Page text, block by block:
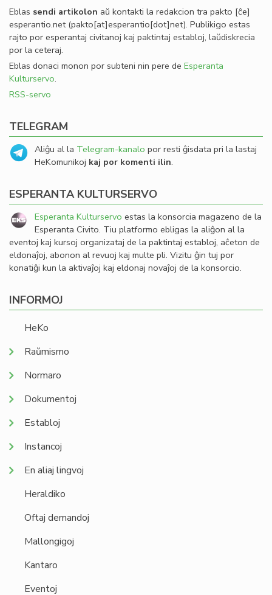
Eblas sendi artikolon aŭ kontakti la redakcion tra pakto [ĉe]
esperantio.net(pakto[at]esperantio[dot]net). Publikigo estas
rajto por esperantaj civitanoj kaj paktintaj establoj, laŭdiskrecia
por la ceteraj.
Eblas donaci monon por subteni nin pere de Esperanta
Kulturservo.
RSS-servo
TELEGRAM
Aliĝu al la Telegram-kanalo por resti ĝisdata pri la lastaj
HeKomunikoj kaj por komenti ilin.
ESPERANTA KULTURSERVO
Esperanta Kulturservo estas la konsorcia magazeno de la
Esperanta Civito. Tiu platformo ebligas la aliĝon al la
eventoj kaj kursoj organizataj de la paktintaj establoj, aĉeton de
eldonaĵoj, abonon al revuoj kaj multe pli. Vizitu ĝin tuj por
konatiĝi kun la aktivaĵoj kaj eldonaj novaĵoj de la konsorcio.
INFORMOJ
HeKo
Raŭmismo
Normaro
Dokumentoj
Establoj
Instancoj
En aliaj lingvoj
Heraldiko
Oftaj demandoj
Mallongigoj
Kantaro
Eventoj